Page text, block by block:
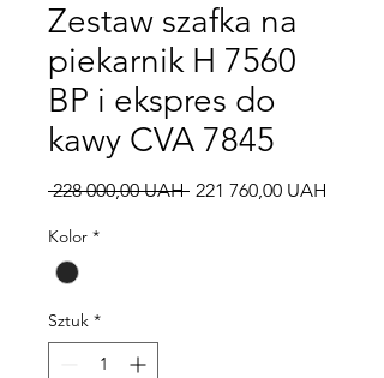
Zestaw szafka na
piekarnik H 7560
BP i ekspres do
kawy CVA 7845
228 000,00 UAH Regularna
221 760,00 UAH
Kolor *
Sztuk *